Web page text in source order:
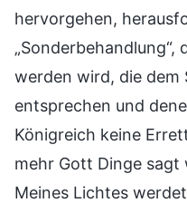
hervorgehen,
werden wird, die dem
entsprechen und
Königreich keine
mehr Gott Dinge sagt
Meines Lichtes